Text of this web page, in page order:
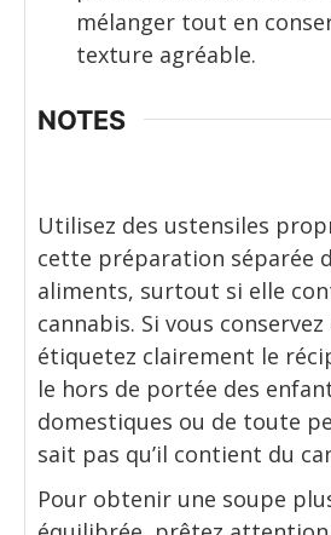
mélanger tout en
texture agréable.
NOTES
Utilisez des ustensiles
cette préparation séparée
aliments, surtout si elle
cannabis. Si vous
étiquetez clairement le
le hors de portée des
domestiques ou de toute
sait pas qu’il contient du
Pour obtenir une soupe